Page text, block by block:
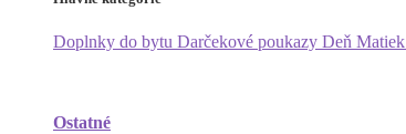
Doplnky do bytu Darčekové poukazy Deň Matiek
Ostatné